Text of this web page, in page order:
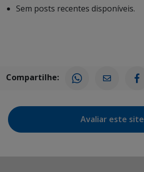
Sem posts recentes disponíveis.
Compartilhe:
Avaliar este site